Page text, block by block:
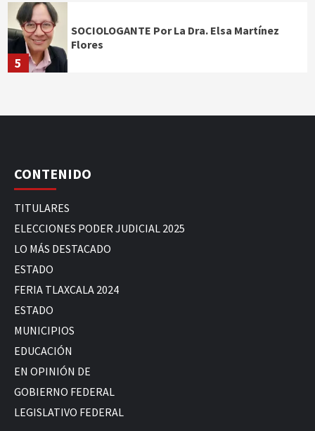
5
SOCIOLOGANTE Por La Dra. Elsa Martínez
Flores
CONTENIDO
TITULARES
ELECCIONES PODER JUDICIAL 2025
LO MÁS DESTACADO
ESTADO
FERIA TLAXCALA 2024
ESTADO
MUNICIPIOS
EDUCACIÓN
EN OPINIÓN DE
GOBIERNO FEDERAL
LEGISLATIVO FEDERAL